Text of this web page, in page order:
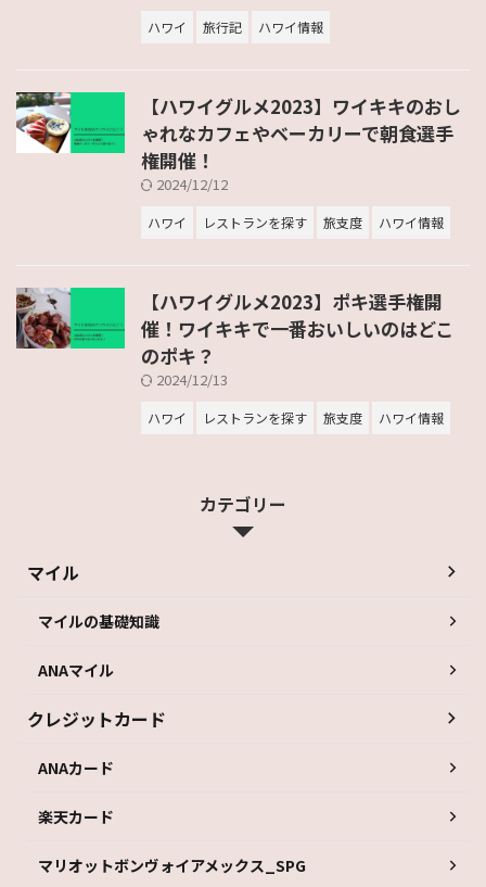
ハワイ 旅行記 ハワイ情報
【ハワイグルメ2023】ワイキキのおし
ゃれなカフェやベーカリーで朝食選手
権開催！
2024/12/12
ハワイ レストランを探す 旅支度 ハワイ情報
【ハワイグルメ2023】ポキ選手権開
催！ワイキキで一番おいしいのはどこ
のポキ？
2024/12/13
ハワイ レストランを探す 旅支度 ハワイ情報
カテゴリー
マイル
マイルの基礎知識
ANAマイル
クレジットカード
ANAカード
楽天カード
マリオットボンヴォイアメックス_SPG